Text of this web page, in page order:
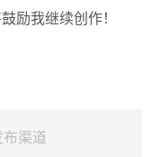
励我继续创作！
渠道